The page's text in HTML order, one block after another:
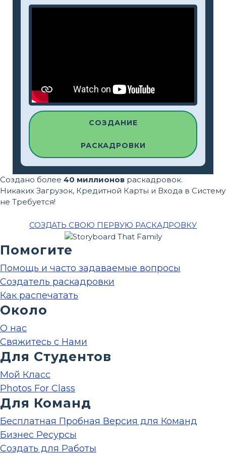
СОЗДАНИЕ
РАСКАДРОВКИ
Создано более 40 миллионов раскадровок.
Никаких Загрузок, Кредитной Карты и Входа в Систему
не Требуется!
СОЗДАТЬ СВОЮ ПЕРВУЮ РАСКАДРОВКУ
Помогите
Помощь и часто задаваемые вопросы
Создатель раскадровки
Как распечатать
Около
О нас
Свяжитесь с Нами
Для Студентов
Мой Класс
Photos For Class
Для Команд
Бесплатная Пробная Версия для Команд
Бизнес Ресурсы
Создать для Работы